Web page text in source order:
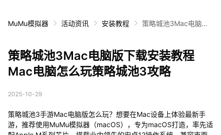
MuMu模拟器 活动资讯 安装教程
策略城池3Mac电脑版
策略城池3Mac电脑版下载安装教程
Mac电脑怎么玩策略城池3攻略
2025-10-29
策略城池3手游Mac电脑版怎么玩？想要在Mac设备上体验最新手
游，推荐使用MuMu模拟器（macOS），专为macOS打造，率先适